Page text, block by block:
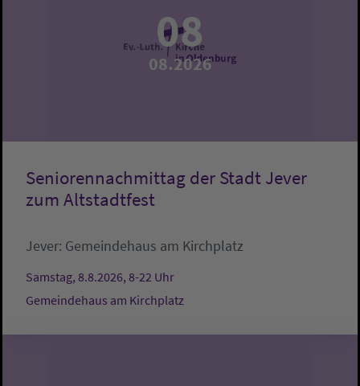
08
08.2026
Seniorennachmittag der Stadt Jever
zum Altstadtfest
Jever: Gemeindehaus am Kirchplatz
Samstag, 8.8.2026, 8-22 Uhr
Gemeindehaus am Kirchplatz